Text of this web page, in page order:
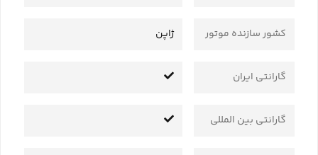
کشور سازنده موتور ژاپن
گارانتی ایران
گارانتی بین المللی